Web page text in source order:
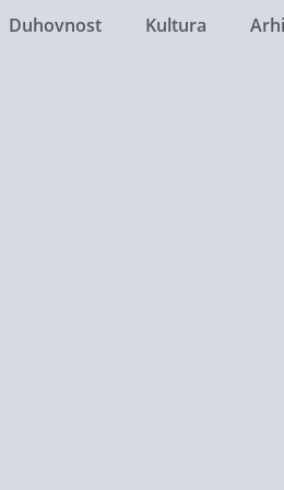
Duhovnost Kultura